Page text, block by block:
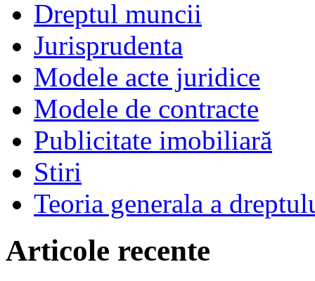
Dreptul muncii
Jurisprudenta
Modele acte juridice
Modele de contracte
Publicitate imobiliară
Stiri
Teoria generala a
Articole recente